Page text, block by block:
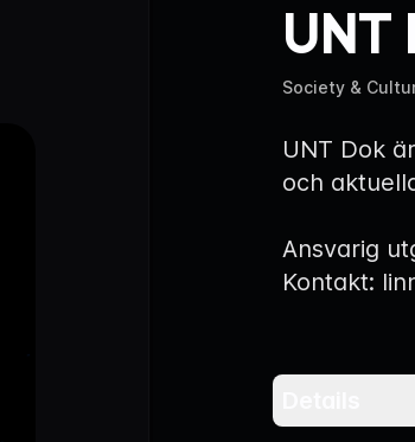
UNT
Society &
UNT Dok
och
Ansvarig
Kontakt: